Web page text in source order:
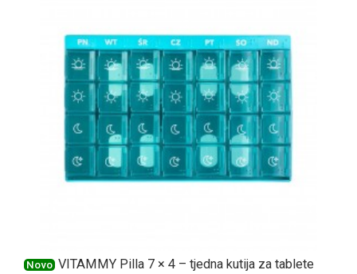
Novo VITAMMY Pilla 7 × 4 – tjedna kutija za tablete